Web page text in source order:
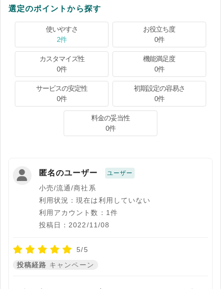
選定のポイントから探す
使いやすさ
2件
お役立ち度
0件
カスタマイズ性
0件
機能満足度
0件
サービスの安定性
0件
初期設定の容易さ
0件
料金の妥当性
0件
匿名のユーザー ユーザー
小売/流通/商社系
利用状況：現在は利用していない
利用アカウント数：1件
投稿日：2022/11/08
5/5
投稿経路 キャンペーン